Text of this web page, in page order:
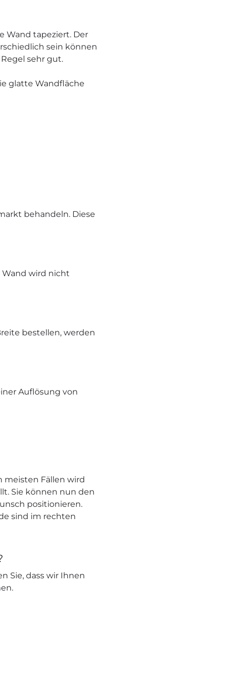
Wand tapeziert. Der
sein können
sehr gut.
glatte Wandfläche
behandeln. Diese
Wand wird nicht
bestellen, werden
Auflösung von
meisten Fällen wird
Sie können nun den
positionieren.
sind im rechten
Sie, dass wir Ihnen